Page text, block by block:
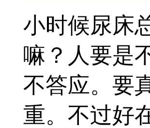
小时候尿床
嘛？人要是
不答应。要
重。不过好